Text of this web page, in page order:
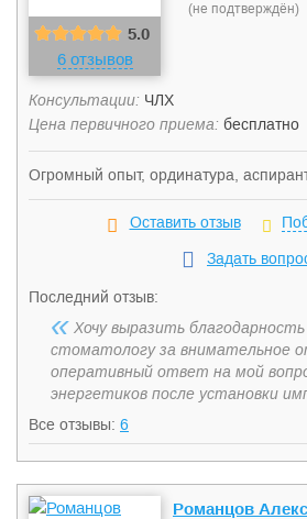
5.0
6 отзывов
(не подтверждён)
Консультации: ЧЛХ
Цена первичного приема: бесплатно
Огромный опыт, ординатура,
Оставить отзыв
Задать
Последний отзыв:
« Хочу выразить благодарность
стоматологу за внимательное
оперативный ответ на мой
энергетиков после установки
Все отзывы: 6
Романцов